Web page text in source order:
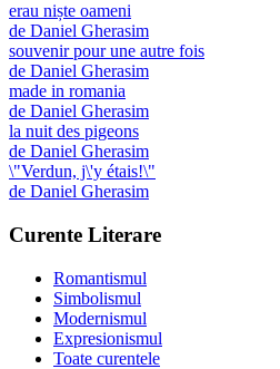
erau niște oameni
de Daniel Gherasim
souvenir pour une autre fois
de Daniel Gherasim
made in romania
de Daniel Gherasim
la nuit des pigeons
de Daniel Gherasim
\"Verdun, j\'y étais!\"
de Daniel Gherasim
Curente Literare
Romantismul
Simbolismul
Modernismul
Expresionismul
Toate curentele